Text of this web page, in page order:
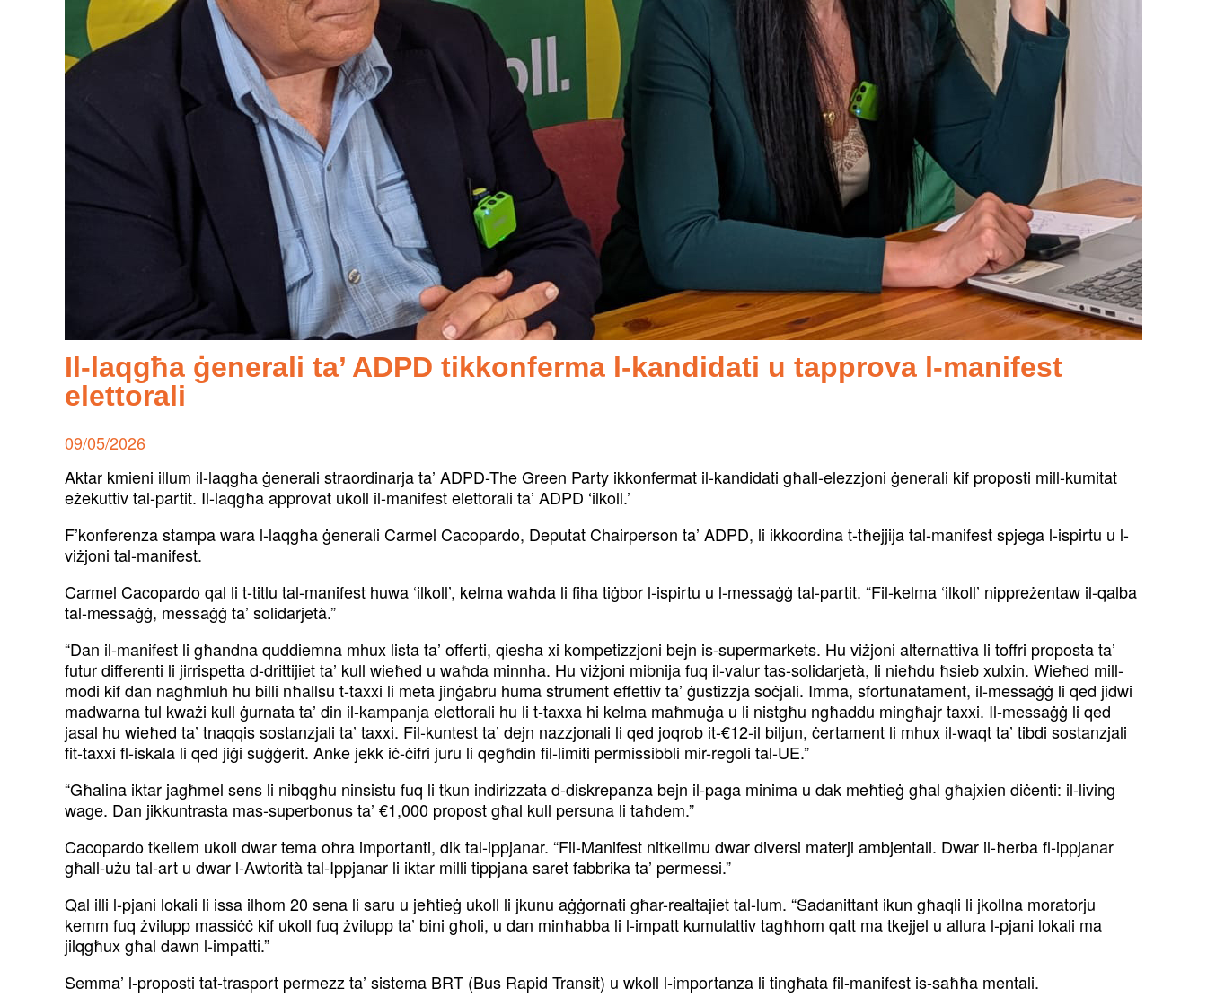
Il-laqgħa ġenerali ta’ ADPD tikkonferma l-kandidati u tapprova l-manifest
elettorali
Posted
09/05/2026
Aktar kmieni illum il-laqgħa ġenerali straordinarja ta’ ADPD-The Green Party ikkonfermat il-kandidati għall-elezzjoni ġenerali kif proposti mill-kumitat
eżekuttiv tal-partit. Il-laqgħa approvat ukoll il-manifest elettorali ta’ ADPD ‘ilkoll.’
F’konferenza stampa wara l-laqgħa ġenerali Carmel Cacopardo, Deputat Chairperson ta’ ADPD, li ikkoordina t-tħejjija tal-manifest spjega l-ispirtu u l-
viżjoni tal-manifest.
Carmel Cacopardo qal li t-titlu tal-manifest huwa ‘ilkoll’, kelma waħda li fiha tiġbor l-ispirtu u l-messaġġ tal-partit. “Fil-kelma ‘ilkoll’ nippreżentaw il-qalba
tal-messaġġ, messaġġ ta’ solidarjetà.”
“Dan il-manifest li għandna quddiemna mhux lista ta’ offerti, qiesha xi kompetizzjoni bejn is-supermarkets. Hu viżjoni alternattiva li toffri proposta ta’
futur differenti li jirrispetta d-drittijiet ta’ kull wieħed u waħda minnha. Hu viżjoni mibnija fuq il-valur tas-solidarjetà, li nieħdu ħsieb xulxin. Wieħed mill-
modi kif dan nagħmluh hu billi nħallsu t-taxxi li meta jinġabru huma strument effettiv ta’ ġustizzja soċjali. Imma, sfortunatament, il-messaġġ li qed jidwi
madwarna tul kważi kull ġurnata ta’ din il-kampanja elettorali hu li t-taxxa hi kelma maħmuġa u li nistgħu ngħaddu mingħajr taxxi. Il-messaġġ li qed
jasal hu wieħed ta’ tnaqqis sostanzjali ta’ taxxi. Fil-kuntest ta’ dejn nazzjonali li qed joqrob it-€12-il biljun, ċertament li mhux il-waqt ta’ tibdi sostanzjali
fit-taxxi fl-iskala li qed jiġi suġġerit. Anke jekk iċ-ċifri juru li qegħdin fil-limiti permissibbli mir-regoli tal-UE.”
“Għalina iktar jagħmel sens li nibqgħu ninsistu fuq li tkun indirizzata d-diskrepanza bejn il-paga minima u dak meħtieġ għal għajxien diċenti: il-living
wage. Dan jikkuntrasta mas-superbonus ta’ €1,000 propost għal kull persuna li taħdem.”
Cacopardo tkellem ukoll dwar tema oħra importanti, dik tal-ippjanar. “Fil-Manifest nitkellmu dwar diversi materji ambjentali. Dwar il-ħerba fl-ippjanar
għall-użu tal-art u dwar l-Awtorità tal-Ippjanar li iktar milli tippjana saret fabbrika ta’ permessi.”
Qal illi l-pjani lokali li issa ilhom 20 sena li saru u jeħtieġ ukoll li jkunu aġġornati għar-realtajiet tal-lum. “Sadanittant ikun għaqli li jkollna moratorju
kemm fuq żvilupp massiċċ kif ukoll fuq żvilupp ta’ bini għoli, u dan minħabba li l-impatt kumulattiv tagħhom qatt ma tkejjel u allura l-pjani lokali ma
jilqgħux għal dawn l-impatti.”
Semma’ l-proposti tat-trasport permezz ta’ sistema BRT (Bus Rapid Transit) u wkoll l-importanza li tingħata fil-manifest is-saħħa mentali.